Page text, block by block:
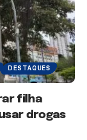
DESTAQUES
filha
drogas